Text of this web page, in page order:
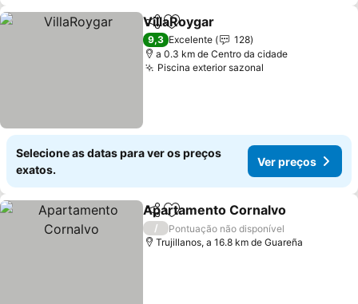
PartilharAdicionar aos favoritos
VillaRoygar
9,3 Excelente
128
a 0.3 km de Centro da cidade
Piscina exterior sazonal
Selecione as datas para ver os preços
exatos.
Ver preços
PartilharAdicionar aos favoritos
Apartamento Cornalvo
/
Pontuação não disponível
Trujillanos, a 16.8 km de Guareña